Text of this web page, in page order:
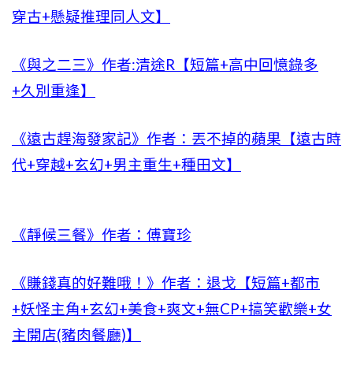
穿古+懸疑推理同人文】
《與之二三》作者:清途R【短篇+高中回憶錄多
+久別重逢】
《遠古趕海發家記》作者：丟不掉的蘋果【遠古時
代+穿越+玄幻+男主重生+種田文】
《靜候三餐》作者：傅寶珍
《賺錢真的好難哦！》作者：退戈【短篇+都市
+妖怪主角+玄幻+美食+爽文+無CP+搞笑歡樂+女
主開店(豬肉餐廳)】